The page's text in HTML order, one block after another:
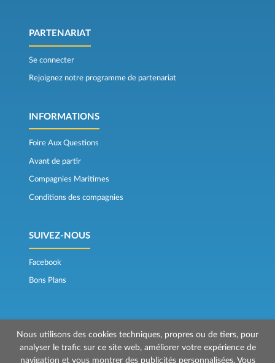
PARTENARIAT
Se connecter
Rejoignez notre programme de partenariat
INFORMATIONS
Foire Aux Questions
Avant de partir
Compagnies Maritimes
Conditions des compagnies
SUIVEZ-NOUS
Facebook
Bons Plans
Nous utilisons des cookies techniques, propres ou de tiers, pour
analyser le trafic sur ce site web, améliorer votre expérience de
navigation et vous montrer des publicités personnalisées. Vous